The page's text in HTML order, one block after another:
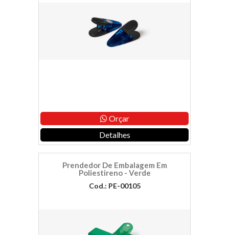
Orçar
Detalhes
Prendedor De Embalagem Em
Poliestireno - Verde
Cod.: PE-00105